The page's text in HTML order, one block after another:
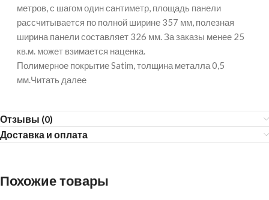
метров, с шагом один сантиметр, площадь панели
рассчитывается по полной ширине 357 мм, полезная
ширина панели составляет 326 мм. За заказы менее 25
кв.м. может взимается наценка.
Полимерное покрытие Satim, толщина металла 0,5
мм.Читать далее
Отзывы (0)
Доставка и оплата
Похожие товары